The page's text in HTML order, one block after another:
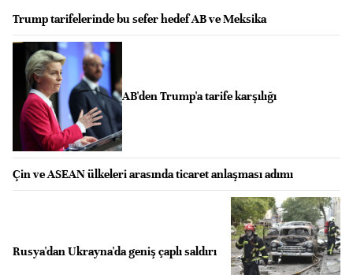
Trump tarifelerinde bu sefer hedef AB ve Meksika
AB'den Trump'a tarife karşılığı
Çin ve ASEAN ülkeleri arasında ticaret anlaşması adımı
Rusya'dan Ukrayna'da geniş çaplı saldırı